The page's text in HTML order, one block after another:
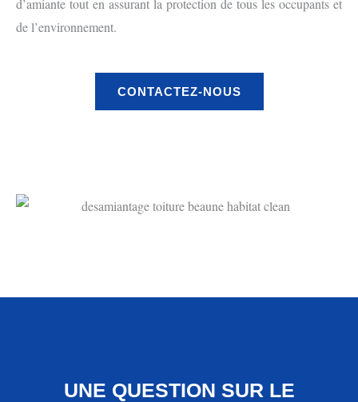
d’amiante tout en assurant la protection de tous les occupants et
de l’environnement.
CONTACTEZ-NOUS
UNE QUESTION SUR LE